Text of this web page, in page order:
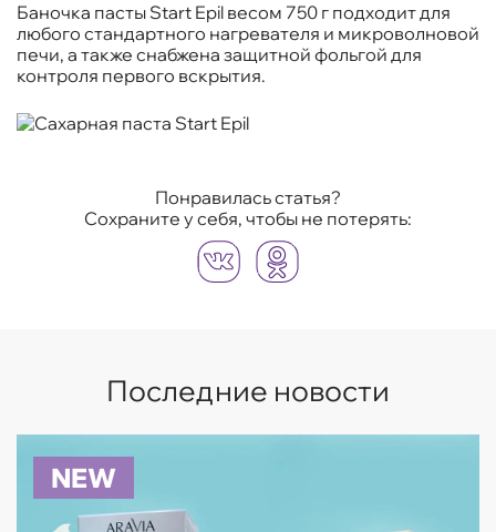
Баночка пасты Start Epil весом 750 г подходит для
любого стандартного нагревателя и микроволновой
печи, а также снабжена защитной фольгой для
контроля первого вскрытия.
Понравилась статья?
Сохраните у себя, чтобы не потерять:
Последние новости
NEW